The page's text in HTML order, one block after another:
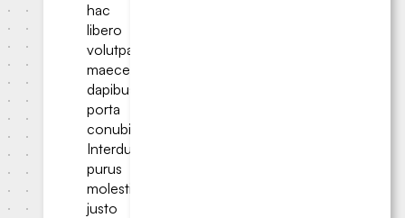
hac
libero
volutpat
maecenas
dapibus
porta
conubia?
Interdum
purus
molestie
justo